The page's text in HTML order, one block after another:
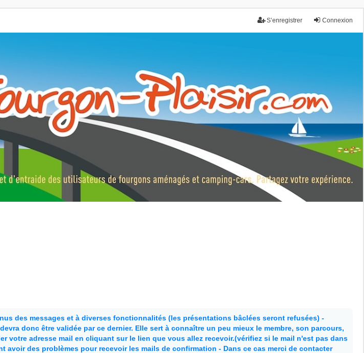
Connexion
S’enregistrer
camping-car. Partagez votre expérience.
des messages et à diverses fonctionnalités (les présentations bâclées seront refusées) -
donc être validée par ce dernier. Elle sert à connaître un peu mieux le membre, son parcours,
votre adresse mail en cliquant sur le lien que vous allez recevoir.(vérifiez si le mail n'est pas dans
des problèmes pour recevoir les mails de confirmation - Dans ce cas merci de contacter